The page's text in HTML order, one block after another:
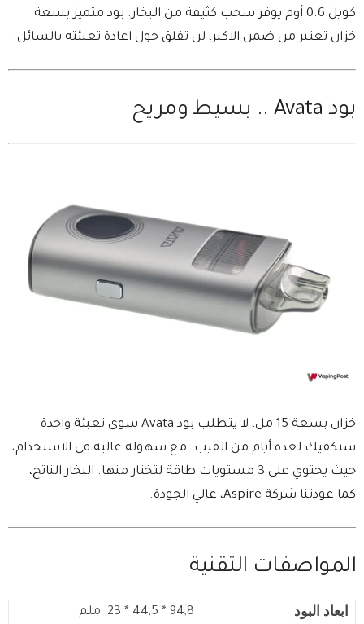
كويل 0.6 أوم يوفر سحب كثيفة من البخار. بود متميز بسعة
خزان تعتبر من ضمن الاكبر، لن تقلق حول اعادة تعبئته بالسائل.
بود Avata .. بسيط ومريح
خزان بسعة 15 مل، لا يتطلب بود Avata سوى تعبئة واحدة
ستكفيك لعدة أيام من الفيب. مع سهولة عالية في الاستخدام،
حيث يحتوي على 3 مستويات طاقة لتختار منها. البخار الناتج،
كما عودتنا شركة Aspire، عالي الجودة.
المواصفات التقنية
ابعاد البود 94,8 * 44,5 * 23 ملم